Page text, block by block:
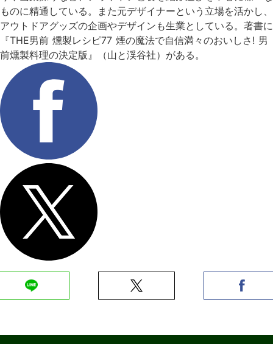
ものに精通している。また元デザイナーという立場を活かし、
アウトドアグッズの企画やデザインも生業としている。著書に
『THE男前 燻製レシピ77 煙の魔法で自信満々のおいしさ! 男
前燻製料理の決定版』（山と渓谷社）がある。